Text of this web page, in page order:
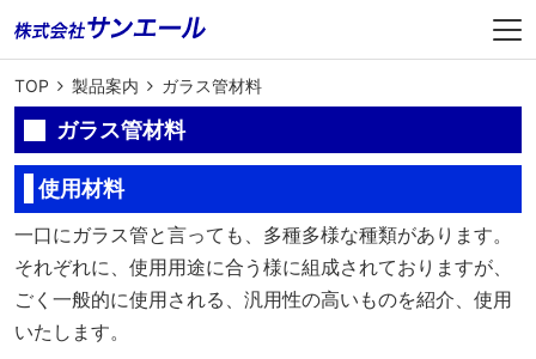
TOP 製品案内 ガラス管材料
ガラス管材料
使用材料
一口にガラス管と言っても、多種多様な種類があります。
それぞれに、使用用途に合う様に組成されておりますが、
ごく一般的に使用される、汎用性の高いものを紹介、使用
いたします。